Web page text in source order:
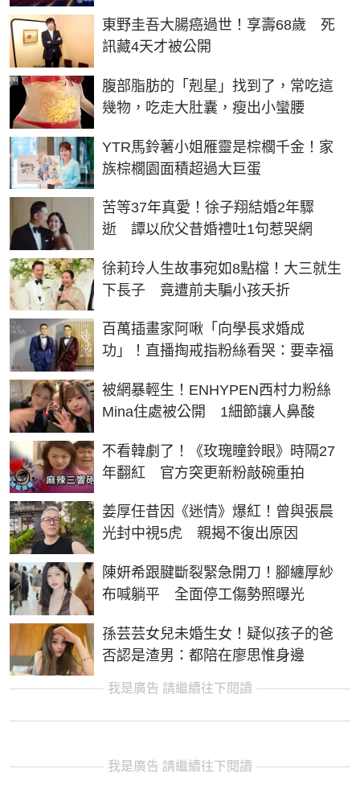
東野圭吾大腸癌過世！享壽68歲 死
訊藏4天才被公開
腹部脂肪的「剋星」找到了，常吃這
幾物，吃走大肚囊，瘦出小蠻腰
PR
YTR馬鈴薯小姐雁靈是棕櫚千金！家
族棕櫚園面積超過大巨蛋
苦等37年真愛！徐子翔結婚2年驟
逝 譚以欣父昔婚禮吐1句惹哭網
徐莉玲人生故事宛如8點檔！大三就生
下長子 竟遭前夫騙小孩夭折
百萬插畫家阿啾「向學長求婚成
功」！直播掏戒指粉絲看哭：要幸福
被網暴輕生！ENHYPEN西村力粉絲
Mina住處被公開 1細節讓人鼻酸
不看韓劇了！《玫瑰瞳鈴眼》時隔27
年翻紅 官方突更新粉敲碗重拍
姜厚任昔因《迷情》爆紅！曾與張晨
光封中視5虎 親揭不復出原因
陳妍希跟腱斷裂緊急開刀！腳纏厚紗
布喊躺平 全面停工傷勢照曝光
孫芸芸女兒未婚生女！疑似孩子的爸
否認是渣男：都陪在廖思惟身邊
我是廣告 請繼續往下閱讀
我是廣告 請繼續往下閱讀